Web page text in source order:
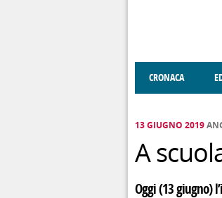
CRONACA
13 GIUGNO 2019
A
Oggi (13 giugno)